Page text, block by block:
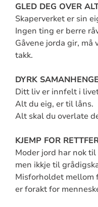
GLED DEG OVER
Skaperverket er sin
Ingen ting er berre
Gåvene jorda gir, må
takk.
DYRK
Ditt liv er innfelt i
Alt du eig, er til låns.
Alt skal du overlate
KJEMP FOR
Moder jord har nok til
men ikkje til
Misforholdet mellom
er forakt for